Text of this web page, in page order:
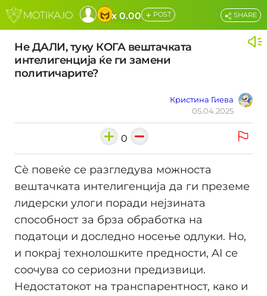
x 0.00 + POST
Не ДАЛИ, туку КОГА вештачката
интелигенција ќе ги замени
политичарите?
Кристина Гиева
05.04.2025
SHARE
0
Сѐ повеќе се разгледува можноста
вештачката интелигенција да ги преземе
лидерски улоги поради нејзината
способност за брза обработка на
податоци и доследно носење одлуки. Но,
и покрај технолошките предности, AI се
соочува со сериозни предизвици.
Недостатокот на транспарентност, како и